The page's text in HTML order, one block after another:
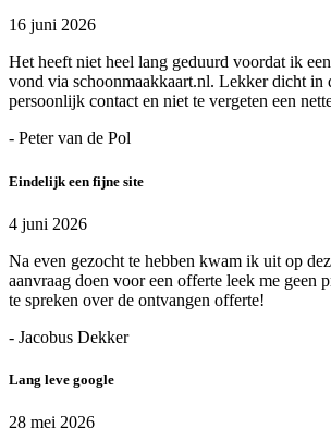
16 juni 2026
Het heeft niet heel lang geduurd voordat ik
vond via schoonmaakkaart.nl. Lekker dicht in
persoonlijk contact en niet te vergeten een
- Peter van de Pol
Eindelijk een fijne site
4 juni 2026
Na even gezocht te hebben kwam ik uit op
aanvraag doen voor een offerte leek me geen
te spreken over de ontvangen offerte!
- Jacobus Dekker
Lang leve google
28 mei 2026